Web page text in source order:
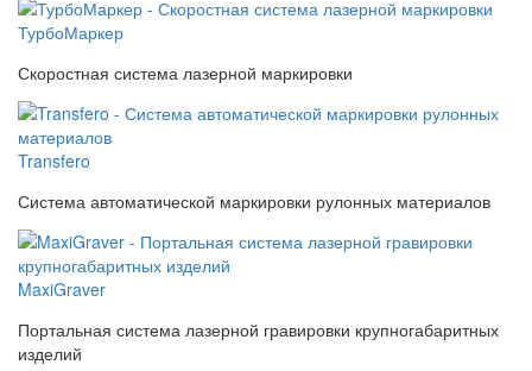
ТурбоМаркер
Скоростная система лазерной маркировки
Transfero
Система автоматической маркировки рулонных материалов
MaxiGraver
Портальная система лазерной гравировки крупногабаритных
изделий